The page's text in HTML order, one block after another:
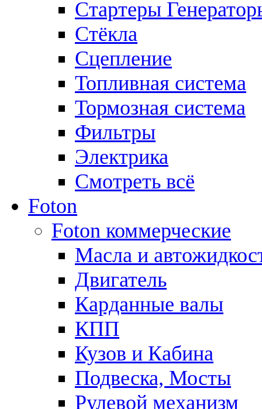
Стартеры
Стёкла
Сцепление
Топливная система
Тормозная система
Фильтры
Электрика
Смотреть всё
Foton
Foton коммерческие
Масла и
Двигатель
Карданные валы
КПП
Кузов и Кабина
Подвеска, Мосты
Рулевой механизм